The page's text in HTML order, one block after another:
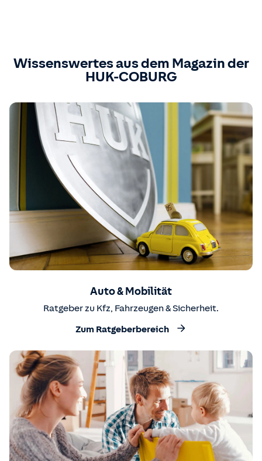
Wissenswertes aus dem Magazin der
HUK-COBURG
Auto & Mobilität
Ratgeber zu Kfz, Fahrzeugen & Sicherheit.
Zum Ratgeberbereich